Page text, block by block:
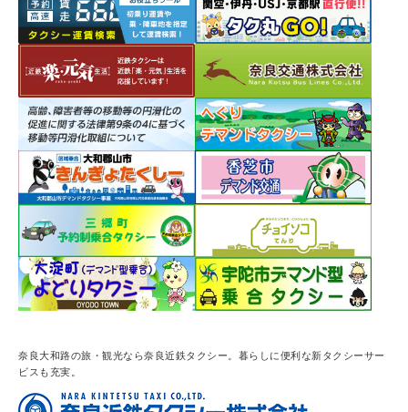
奈良大和路の旅・観光なら奈良近鉄タクシー。暮らしに便利な新タクシーサー
ビスも充実。